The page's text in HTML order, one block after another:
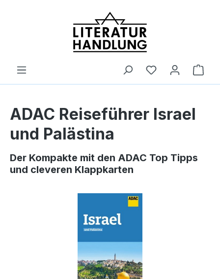
ADAC Reiseführer Israel
und Palästina
Der Kompakte mit den ADAC Top Tipps
und cleveren Klappkarten